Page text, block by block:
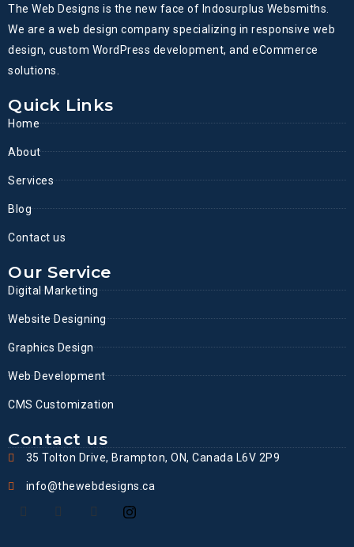
The Web Designs is the new face of Indosurplus Websmiths.
We are a web design company specializing in responsive web
design, custom WordPress development, and eCommerce
solutions.
Quick Links
Home
About
Services
Blog
Contact us
Our Service
Digital Marketing
Website Designing
Graphics Design
Web Development
CMS Customization
Contact us
35 Tolton Drive, Brampton, ON, Canada L6V 2P9
info@thewebdesigns.ca